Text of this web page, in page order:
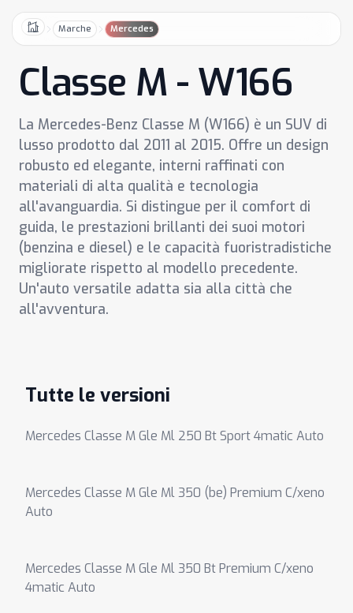
HomeMarche Mercedes
Classe M - W166
La Mercedes-Benz Classe M (W166) è un SUV di
lusso prodotto dal 2011 al 2015. Offre un design
robusto ed elegante, interni raffinati con
materiali di alta qualità e tecnologia
all'avanguardia. Si distingue per il comfort di
guida, le prestazioni brillanti dei suoi motori
(benzina e diesel) e le capacità fuoristradistiche
migliorate rispetto al modello precedente.
Un'auto versatile adatta sia alla città che
all'avventura.
Tutte le versioni
Mercedes Classe M Gle Ml 250 Bt Sport 4matic Auto
Mercedes Classe M Gle Ml 350 (be) Premium C/xeno
Auto
Mercedes Classe M Gle Ml 350 Bt Premium C/xeno
4matic Auto